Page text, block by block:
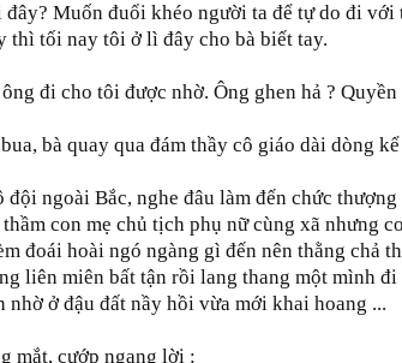
đây? Muốn đuổi khéo người ta để tự do đi với
thì tối nay tôi ở lì đây cho bà biết tay.
đi cho tôi được nhờ. Ông ghen hả ?
bà quay qua đám thầy cô giáo dài dòng
đội ngoài Bắc, nghe đâu làm đến chức thượng
con mẹ chủ tịch phụ nữ cùng xã nhưng
đoái hoài ngó ngàng gì đến nên thằng chả
liên miên bất tận rồi lang thang một mình
nhờ ở đậu đất nầy hồi vừa mới khai hoang ...
mắt, cướp ngang lời :